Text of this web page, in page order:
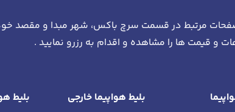
مرتبط در قسمت سرچ باکس، شهر مبدا و مقصد
و قیمت ها را مشاهده و اقدام به رزرو نمایید .
بلیط هواپیما خارجی
بلیط